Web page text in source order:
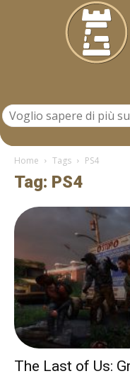
Home Tags PS4
Tag: PS4
The Last of Us: